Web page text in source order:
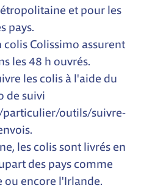
et pour les
pays.
colis Colissimo assurent
les 48 h ouvrés.
les colis à l'aide du
de suivi
particulier/outils/suivre-
.
les colis sont livrés en
des pays comme
ou encore l'Irlande.